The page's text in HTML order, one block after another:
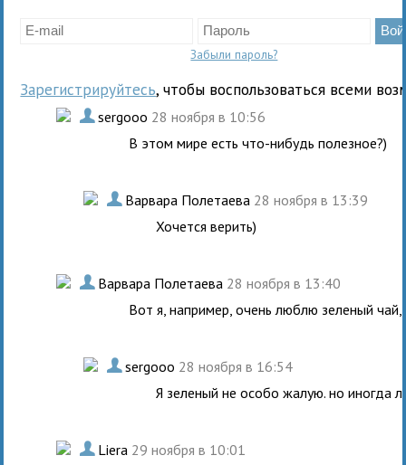
Забыли пароль?
Зарегистрируйтесь, чтобы воспользоваться всеми
. sergooo 28 ноября в 10:56
В этом мире есть что-нибудь полезное?)
. Варвара Полетаева 28 ноября в 13:39
Хочется верить)
. Варвара Полетаева 28 ноября в 13:40
Вот я, например, очень люблю зеленый
. sergooo 28 ноября в 16:54
Я зеленый не особо жалую. но иногда
. Liera 29 ноября в 10:01